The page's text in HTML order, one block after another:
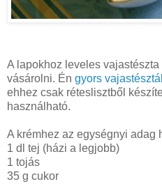
A lapokhoz leveles
vásárolni. Én gyors
ehhez csak réteslisztből
használható.
A krémhez az egységnyi adag
1 dl tej (házi a legjobb)
1 tojás
35 g cukor